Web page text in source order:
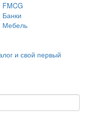
FMCG
Банки
Мебель
и свой первый